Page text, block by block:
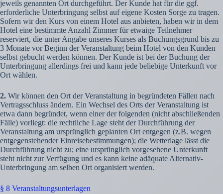
jeweils genannten Ort durchgeführt. Der Kunde hat für die ggf.
erforderliche Unterbringung selbst auf eigene Kosten Sorge zu tragen.
Sofern wir den Kurs von einem Hotel aus anbieten, haben wir in dem
Hotel eine bestimmte Anzahl Zimmer für etwaige Teilnehmer
reserviert, die unter Angabe unseres Kurses als Buchungsgrund bis zu
3 Monate vor Beginn der Veranstaltung beim Hotel von den Kunden
selbst gebucht werden können. Der Kunde ist bei der Buchung der
Unterbringung allerdings frei und kann jede beliebige Unterkunft vor
Ort wählen.
2. Wir können den Ort der Veranstaltung in begründeten Fällen nach
Vertragsschluss ändern. Ein Wechsel des Orts der Veranstaltung ist
etwa dann begründet, wenn einer der folgenden (nicht abschließenden
Fälle) vorliegt: die rechtliche Lage steht der Durchführung der
Veranstaltung am ursprünglich geplanten Ort entgegen (z.B. wegen
entgegenstehender Einreisebestimmungen); die Wetterlage lässt die
Durchführung nicht zu; eine ursprünglich vorgesehene Unterkunft
steht nicht zur Verfügung und es kann keine adäquate Alternativ-
Unterbringung am selben Ort organisiert werden.
§ 8 Veranstaltungsunterlagen